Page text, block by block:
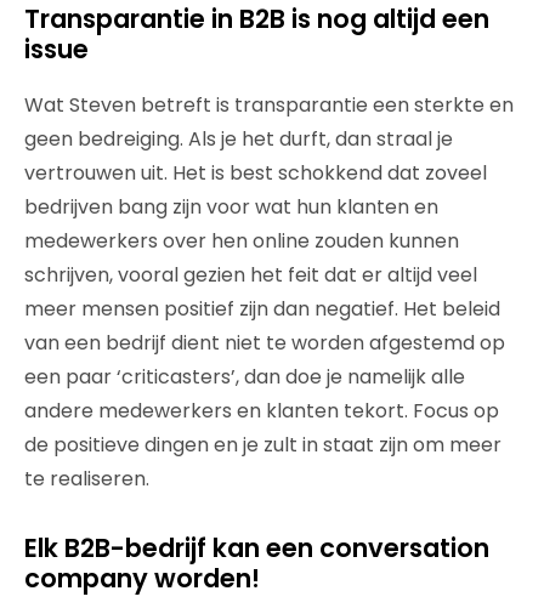
Transparantie in B2B is nog altijd een
issue
Wat Steven betreft is transparantie een sterkte en
geen bedreiging. Als je het durft, dan straal je
vertrouwen uit. Het is best schokkend dat zoveel
bedrijven bang zijn voor wat hun klanten en
medewerkers over hen online zouden kunnen
schrijven, vooral gezien het feit dat er altijd veel
meer mensen positief zijn dan negatief. Het beleid
van een bedrijf dient niet te worden afgestemd op
een paar ‘criticasters’, dan doe je namelijk alle
andere medewerkers en klanten tekort. Focus op
de positieve dingen en je zult in staat zijn om meer
te realiseren.
Elk B2B-bedrijf kan een conversation
company worden!